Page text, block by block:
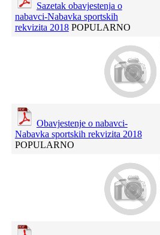
Sazetak obavjestenja o
nabavci-Nabavka sportskih
rekvizita 2018 POPULARNO
Obavjestenje o nabavci-
Nabavka sportskih rekvizita 2018
POPULARNO